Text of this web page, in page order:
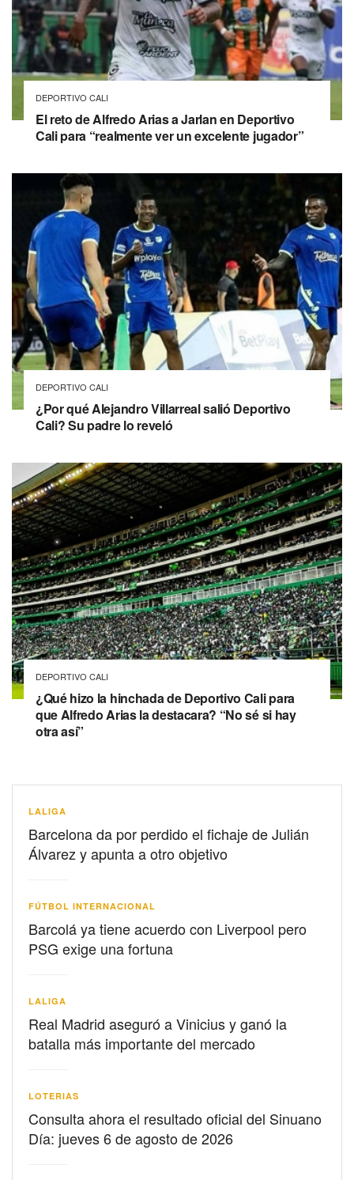
DEPORTIVO CALI
El reto de Alfredo Arias a Jarlan en Deportivo
Cali para “realmente ver un excelente jugador”
DEPORTIVO CALI
¿Por qué Alejandro Villarreal salió Deportivo
Cali? Su padre lo reveló
DEPORTIVO CALI
¿Qué hizo la hinchada de Deportivo Cali para
que Alfredo Arias la destacara? “No sé si hay
otra así”
LALIGA
Barcelona da por perdido el fichaje de Julián
Álvarez y apunta a otro objetivo
FÚTBOL INTERNACIONAL
Barcolá ya tiene acuerdo con Liverpool pero
PSG exige una fortuna
LALIGA
Real Madrid aseguró a Vinicius y ganó la
batalla más importante del mercado
LOTERIAS
Consulta ahora el resultado oficial del Sinuano
Día: jueves 6 de agosto de 2026